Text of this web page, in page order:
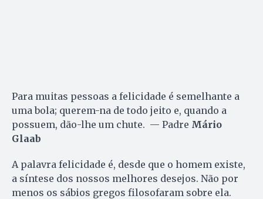
Para muitas pessoas a felicidade é semelhante a
uma bola; querem-na de todo jeito e, quando a
possuem, dão-lhe um chute. — Padre Mário
Glaab
A palavra felicidade é, desde que o homem existe,
a síntese dos nossos melhores desejos. Não por
menos os sábios gregos filosofaram sobre ela.